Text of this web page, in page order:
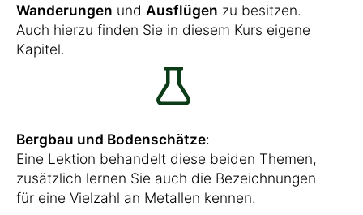
Wanderungen und Ausflügen zu besitzen.
Auch hierzu finden Sie in diesem Kurs eigene
Kapitel.
Bergbau und Bodenschätze:
Eine Lektion behandelt diese beiden Themen,
zusätzlich lernen Sie auch die Bezeichnungen
für eine Vielzahl an Metallen kennen.